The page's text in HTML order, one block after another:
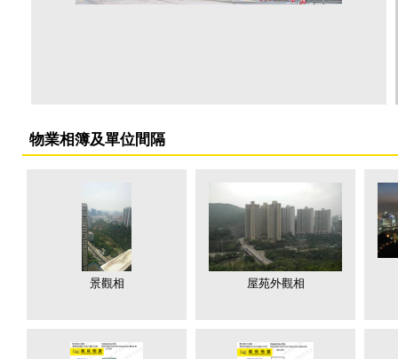
物業相簿及單位間隔
景觀相 屋苑外觀相